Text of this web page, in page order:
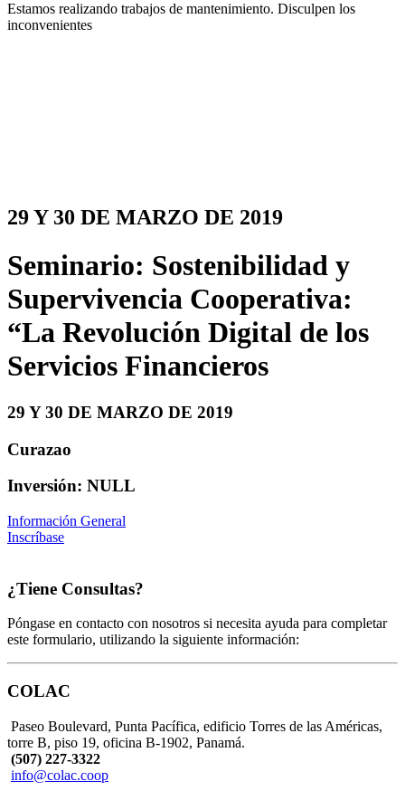
Estamos realizando trabajos de mantenimiento. Disculpen los
inconvenientes
29 Y 30 DE MARZO DE 2019
Seminario: Sostenibilidad y
Supervivencia Cooperativa:
“La Revolución Digital de los
Servicios Financieros
29 Y 30 DE MARZO DE 2019
Curazao
Inversión: NULL
Información General
Inscríbase
¿Tiene Consultas?
Póngase en contacto con nosotros si necesita ayuda para completar
este formulario, utilizando la siguiente información:
COLAC
Paseo Boulevard, Punta Pacífica, edificio Torres de las Américas,
torre B, piso 19, oficina B-1902, Panamá.
(507) 227-3322
info@colac.coop